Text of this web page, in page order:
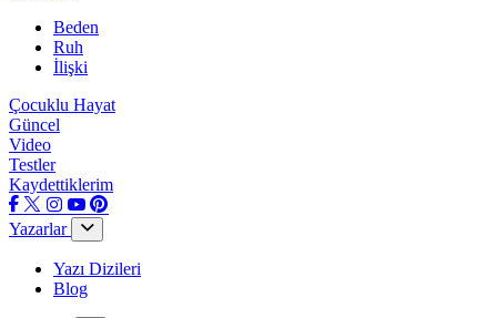
Beden
Ruh
İlişki
Çocuklu Hayat
Güncel
Video
Testler
Kaydettiklerim
Yazarlar
Yazı Dizileri
Blog